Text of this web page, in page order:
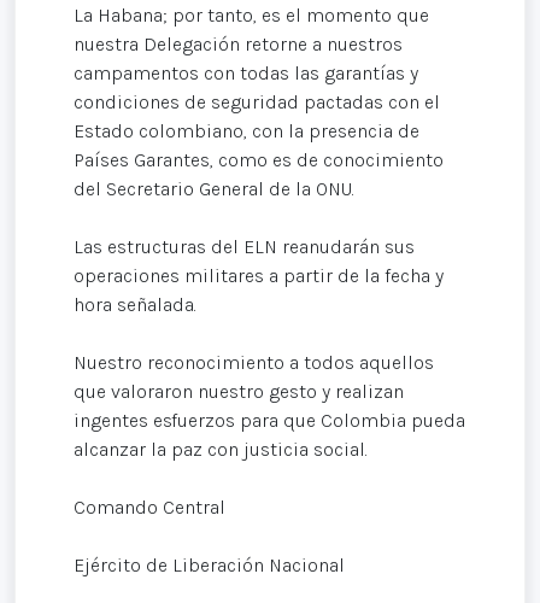
La Habana; por tanto, es el momento que
nuestra Delegación retorne a nuestros
campamentos con todas las garantías y
condiciones de seguridad pactadas con el
Estado colombiano, con la presencia de
Países Garantes, como es de conocimiento
del Secretario General de la ONU.
Las estructuras del ELN reanudarán sus
operaciones militares a partir de la fecha y
hora señalada.
Nuestro reconocimiento a todos aquellos
que valoraron nuestro gesto y realizan
ingentes esfuerzos para que Colombia pueda
alcanzar la paz con justicia social.
Comando Central
Ejército de Liberación Nacional